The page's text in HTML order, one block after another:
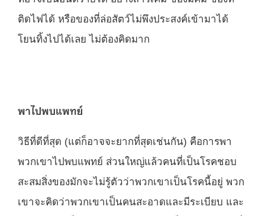
ติดไฟได้ หรือของที่ล่อสัตว์ไม่พึงประสงค์เข้ามาได้
โยนทิ้งไปได้เลย ไม่ต้องคิดมาก
พาไปพบแพทย์
วิธีที่ดีที่สุด (แต่ก็อาจจะยากที่สุดเช่นกัน) คือการพา
พวกเขาไปพบแพทย์ ส่วนใหญ่แล้วคนที่เป็นโรคชอบ
สะสมสิ่งของมักจะไม่รู้ตัวว่าพวกเขาเป็นโรคนี้อยู่ พวก
เขาจะคิดว่าพวกเขาเป็นคนสะอาดและมีระเบียบ และ